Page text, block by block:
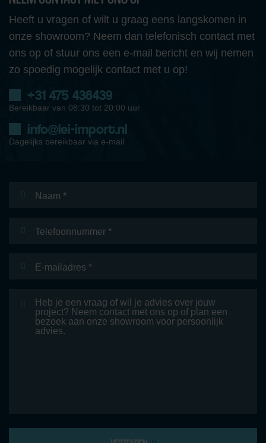
Heeft u vragen of wilt u graag eens langskomen in
onze showroom? Neem dan telefonisch contact met
ons op of stuur ons een e-mail bericht en wij nemen
zo spoedig mogelijk contact met u op!
+31 475 436439
Bereikbaar van 08:30 tot 20:00 uur
info@lei-import.nl
Dagelijks bereikbaar via e-mail
mailadres *